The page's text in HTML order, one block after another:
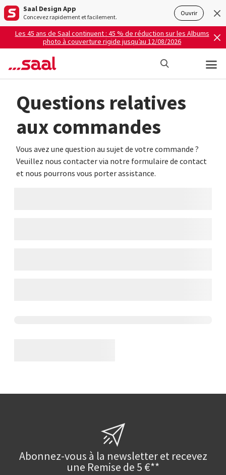
Saal Design App
Concevez rapidement et facilement. Ouvrir
Les 45 ans de Saal continuent : 45 % de réduction sur les Albums
photo à couverture rigide jusqu’au 12/08/2026
Questions relatives
aux commandes
Vous avez une question au sujet de votre commande ?
Veuillez nous contacter via notre formulaire de contact
et nous pourrons vous porter assistance.
Abonnez-vous à la newsletter et recevez
une Remise de 5 €**